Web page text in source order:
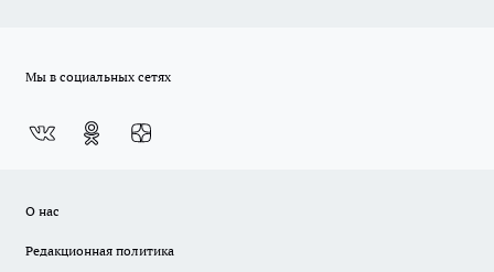
Мы в социальных сетях
О нас
Редакционная политика